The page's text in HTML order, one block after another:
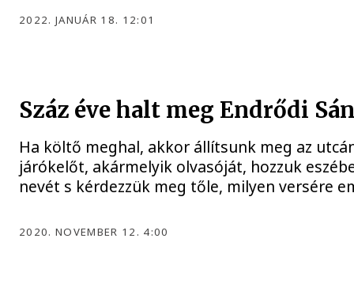
2022. JANUÁR 18. 12:01
Száz éve halt meg Endrődi
Ha költő meghal, akkor állítsunk meg az
járókelőt, akármelyik olvasóját, hozzuk
nevét s kérdezzük meg tőle, milyen versére
2020. NOVEMBER 12. 4:00